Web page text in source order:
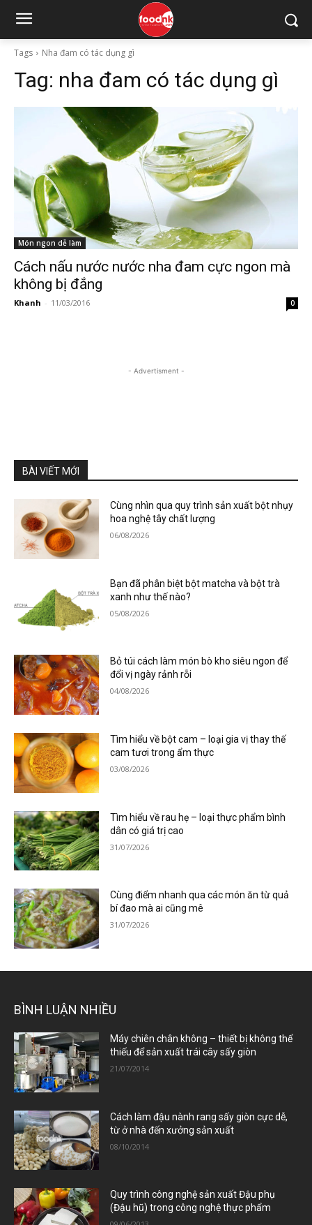
Tags Nha đam có tác dụng gì
Tag: nha đam có tác dụng gì
Món ngon dễ làm
Cách nấu nước nước nha đam cực ngon mà
không bị đắng
Khanh - 11/03/2016 0
- Advertisment -
BÀI VIẾT MỚI
Cùng nhìn qua quy trình sản xuất bột nhụy
hoa nghệ tây chất lượng
06/08/2026
Bạn đã phân biệt bột matcha và bột trà
xanh như thế nào?
05/08/2026
Bỏ túi cách làm món bò kho siêu ngon để
đổi vị ngày rảnh rỗi
04/08/2026
Tìm hiểu về bột cam – loại gia vị thay thế
cam tươi trong ẩm thực
03/08/2026
Tìm hiểu về rau hẹ – loại thực phẩm bình
dân có giá trị cao
31/07/2026
Cùng điểm nhanh qua các món ăn từ quả
bí đao mà ai cũng mê
31/07/2026
BÌNH LUẬN NHIỀU
Máy chiên chân không – thiết bị không thể
thiếu để sản xuất trái cây sấy giòn
21/07/2014
Cách làm đậu nành rang sấy giòn cực dễ,
từ ở nhà đến xưởng sản xuất
08/10/2014
Quy trình công nghệ sản xuất Đậu phụ
(Đậu hũ) trong công nghệ thực phẩm